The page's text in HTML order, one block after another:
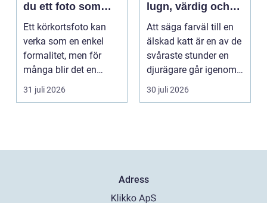
du ett foto som
alltid blir godkänt
Ett körkortsfoto kan
verka som en enkel
formalitet, men för
många blir det en
oväntad källa till str...
31 juli 2026
lugn, värdig och
trygg
Att säga farväl till en
älskad katt är en av de
svåraste stunder en
djurägare går igenom.
Beslutet o...
30 juli 2026
Adress